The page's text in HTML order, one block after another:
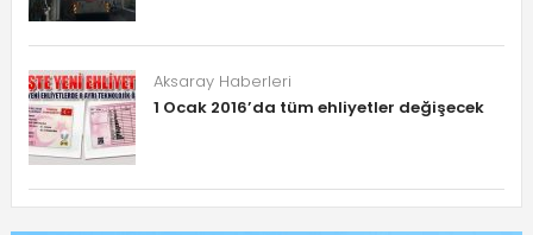
Aksaray Haberleri
1 Ocak 2016’da tüm ehliyetler değişecek